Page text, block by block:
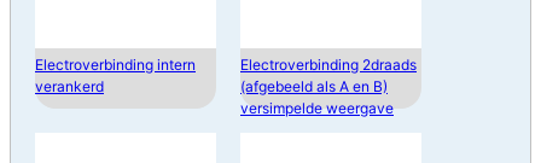
Electroverbinding intern
verankerd
Electroverbinding 2draads
(afgebeeld als A en B)
versimpelde weergave